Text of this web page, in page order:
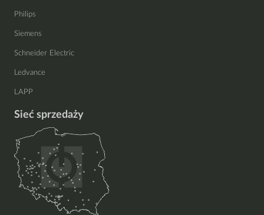
Philips
Siemens
Schneider Electric
Ledvance
LAPP
Sieć sprzedaży